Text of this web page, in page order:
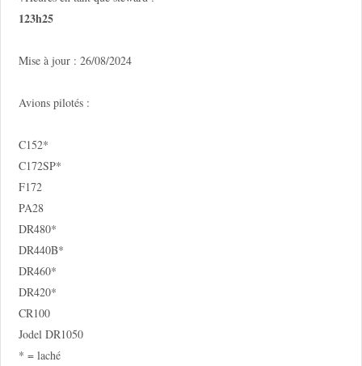
123h25
Mise à jour : 26/08/2024
Avions pilotés :
C152*
C172SP*
F172
PA28
DR480*
DR440B*
DR460*
DR420*
CR100
Jodel DR1050
* = laché